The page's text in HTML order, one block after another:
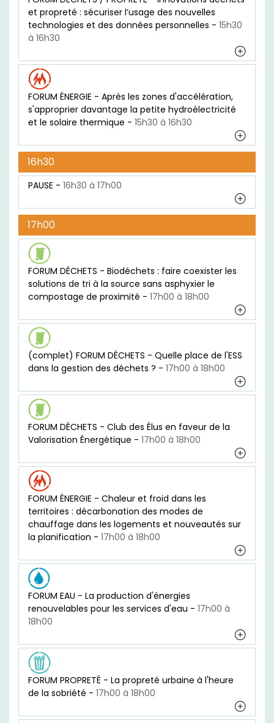
et propreté : sécuriser l’usage des nouvelles
technologies et des données personnelles -
à 16h30
FORUM ÉNERGIE - Après les zones d'accélération,
s'approprier davantage la petite hydroélectricité
et le solaire thermique -
15h30 à 16h30
16h30
PAUSE - 16h30 à 17h00
17h00
FORUM DÉCHETS - Biodéchets : faire coexister les
solutions de tri à la source sans asphyxier le
compostage de proximité -
17h00 à 18h00
(complet) FORUM DÉCHETS - Quelle place de l'ESS
dans la gestion des déchets ? -
17h00 à 18h00
FORUM DÉCHETS - Club des Élus en faveur de la
Valorisation Énergétique -
17h00 à 18h00
FORUM ÉNERGIE - Chaleur et froid dans les
territoires : décarbonation des modes de
chauffage dans les logements et nouveautés sur
la planification -
17h00 à 18h00
FORUM EAU - La production d'énergies
renouvelables pour les services d'eau -
18h00
FORUM PROPRETÉ - La propreté urbaine à l'heure
de la sobriété -
17h00 à 18h00